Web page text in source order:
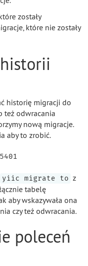
zostały
które nie zostały
historię migracji do
też odwracania
nową migracje.
aby to zrobić.
yiic migrate to z
tabelę
aby wskazywała ona
czy też odwracania.
poleceń